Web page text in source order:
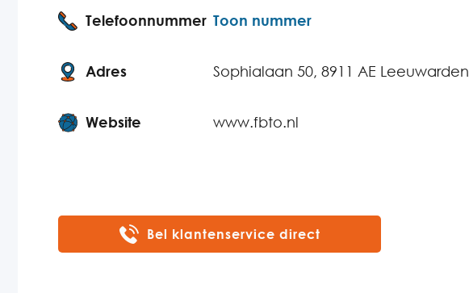
Telefoonnummer Toon nummer
Adres Sophialaan 50, 8911 AE Leeuwarden
Website www.fbto.nl
Bel klantenservice direct